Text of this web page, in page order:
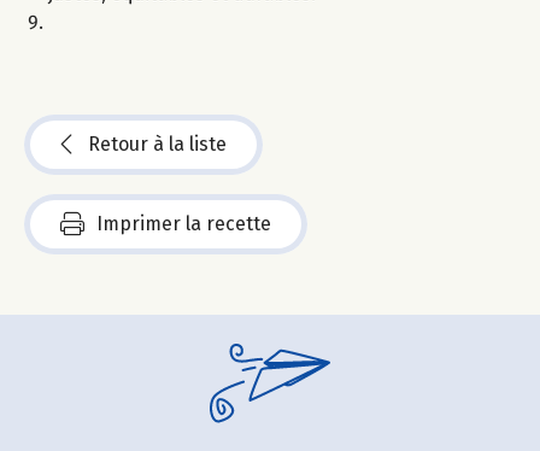
Retour à la liste
Imprimer la recette